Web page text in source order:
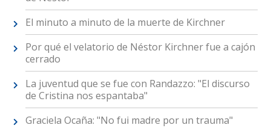
El minuto a minuto de la muerte de Kirchner
Por qué el velatorio de Néstor Kirchner fue a cajón
cerrado
La juventud que se fue con Randazzo: "El discurso
de Cristina nos espantaba"
Graciela Ocaña: "No fui madre por un trauma"